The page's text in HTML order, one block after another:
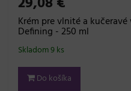
Krém pre vlnité a
Defining - 250 ml
Skladom 9 ks
Do košíka